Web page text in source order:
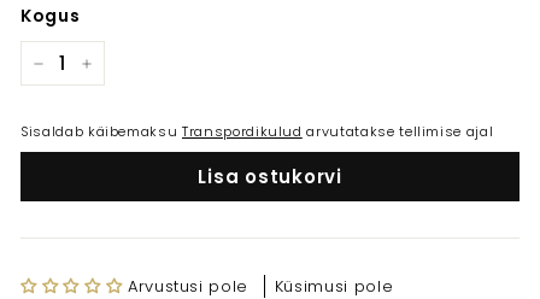
Kogus
Sisaldab käibemaksuTranspordikulud arvutatakse tellimise ajal
Lisa ostukorvi
Arvustusi pole Küsimusi pole